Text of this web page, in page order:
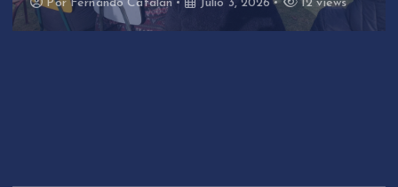
PorFernando Catalán Julio 3, 2026 12 views